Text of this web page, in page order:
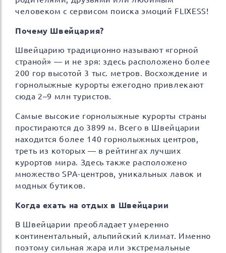
человеком с сервисом поиска эмоций FLIXESS!
Почему Швейцария?
Швейцарию традиционно называют «горной
страной» — и не зря: здесь расположено более
200 гор высотой 3 тыс. метров. Восхождение и
горнолыжные курорты ежегодно привлекают
сюда 2–9 млн туристов.
Самые высокие горнолыжные курорты страны
простираются до 3899 м. Всего в Швейцарии
находится более 140 горнолыжных центров,
треть из которых — в рейтингах лучших
курортов мира. Здесь также расположено
множество SPA-центров, уникальных лавок и
модных бутиков.
Когда ехать на отдых в Швейцарии
В Швейцарии преобладает умеренно
континентальный, альпийский климат. Именно
поэтому сильная жара или экстремальные